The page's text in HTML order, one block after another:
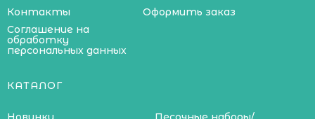
Контакты
Соглашение на
обработку
персональных данных
Оформить заказ
КАТАЛОГ